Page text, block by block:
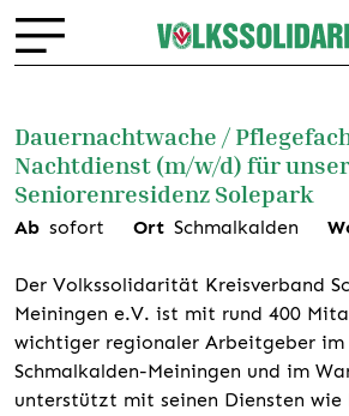
Dauernachtwache /
Nachtdienst (m/w/d) für
Seniorenresidenz Solepark
Ab sofort Ort Schmalkalden
Der Volkssolidarität Kreisverband
Meiningen e.V. ist mit rund 400
wichtiger regionaler Arbeitgeber im
Schmalkalden-Meiningen und im
unterstützt mit seinen Diensten wie